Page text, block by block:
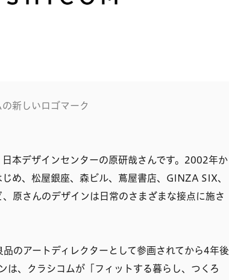
の新しいロゴマーク
本デザインセンターの原研哉さんです。2002年か
め、松屋銀座、森ビル、蔦屋書店、GINZA SIX、
原さんのデザインは日常のさまざまな接点に施さ
のアートディレクターとして参画されてから4年後
は、クラシコムが「フィットする暮らし、つくろ